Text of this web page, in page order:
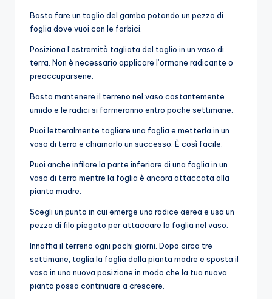
Basta fare un taglio del gambo potando un pezzo di
foglia dove vuoi con le forbici.
Posiziona l’estremità tagliata del taglio in un vaso di
terra. Non è necessario applicare l’ormone radicante o
preoccuparsene.
Basta mantenere il terreno nel vaso costantemente
umido e le radici si formeranno entro poche settimane.
Puoi letteralmente tagliare una foglia e metterla in un
vaso di terra e chiamarlo un successo. È così facile.
Puoi anche infilare la parte inferiore di una foglia in un
vaso di terra mentre la foglia è ancora attaccata alla
pianta madre.
Scegli un punto in cui emerge una radice aerea e usa un
pezzo di filo piegato per attaccare la foglia nel vaso.
Innaffia il terreno ogni pochi giorni. Dopo circa tre
settimane, taglia la foglia dalla pianta madre e sposta il
vaso in una nuova posizione in modo che la tua nuova
pianta possa continuare a crescere.